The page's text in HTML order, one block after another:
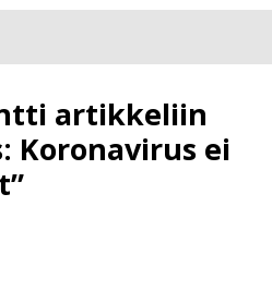
artikkeliin
Koronavirus ei